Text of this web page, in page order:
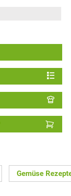
Gemüse